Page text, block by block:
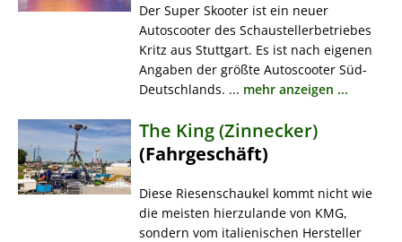
Der Super Skooter ist ein neuer
Autoscooter des Schaustellerbetriebes
Kritz aus Stuttgart. Es ist nach eigenen
Angaben der größte Autoscooter Süd-
Deutschlands. ... mehr anzeigen ...
The King (Zinnecker)
(Fahrgeschäft)
Diese Riesenschaukel kommt nicht wie
die meisten hierzulande von KMG,
sondern vom italienischen Hersteller